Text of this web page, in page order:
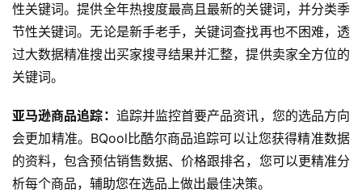
性关键词。提供全年热搜度最高且最新的关键词，并分类季
节性关键词。无论是新手老手，关键词查找再也不困难，透
过大数据精准搜出买家搜寻结果并汇整，提供卖家全方位的
关键词。
亚马逊商品追踪： 追踪并监控首要产品资讯，您的选品方向
会更加精准。BQool比酷尔商品追踪可以让您获得精准数据
的资料，包含预估销售数据、价格跟排名，您可以更精准分
析每个商品，辅助您在选品上做出最佳决策。